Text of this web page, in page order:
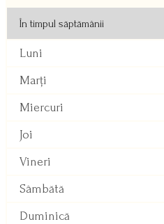
În timpul săptămânii
Luni
Marți
Miercuri
Joi
Vineri
Sâmbătă
Duminică